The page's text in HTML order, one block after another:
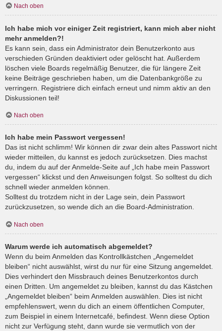
Nach oben
Ich habe mich vor einiger Zeit registriert, kann mich aber nicht
mehr anmelden?!
Es kann sein, dass ein Administrator dein Benutzerkonto aus
verschieden Gründen deaktiviert oder gelöscht hat. Außerdem
löschen viele Boards regelmäßig Benutzer, die für längere Zeit
keine Beiträge geschrieben haben, um die Datenbankgröße zu
verringern. Registriere dich einfach erneut und nimm aktiv an den
Diskussionen teil!
Nach oben
Ich habe mein Passwort vergessen!
Das ist nicht schlimm! Wir können dir zwar dein altes Passwort nicht
wieder mitteilen, du kannst es jedoch zurücksetzen. Dies machst
du, indem du auf der Anmelde-Seite auf „Ich habe mein Passwort
vergessen“ klickst und den Anweisungen folgst. So solltest du dich
schnell wieder anmelden können.
Solltest du trotzdem nicht in der Lage sein, dein Passwort
zurückzusetzen, so wende dich an die Board-Administration.
Nach oben
Warum werde ich automatisch abgemeldet?
Wenn du beim Anmelden das Kontrollkästchen „Angemeldet
bleiben“ nicht auswählst, wirst du nur für eine Sitzung angemeldet.
Dies verhindert den Missbrauch deines Benutzerkontos durch
einen Dritten. Um angemeldet zu bleiben, kannst du das Kästchen
„Angemeldet bleiben“ beim Anmelden auswählen. Dies ist nicht
empfehlenswert, wenn du dich an einem öffentlichen Computer,
zum Beispiel in einem Internetcafé, befindest. Wenn diese Option
nicht zur Verfügung steht, dann wurde sie vermutlich von der